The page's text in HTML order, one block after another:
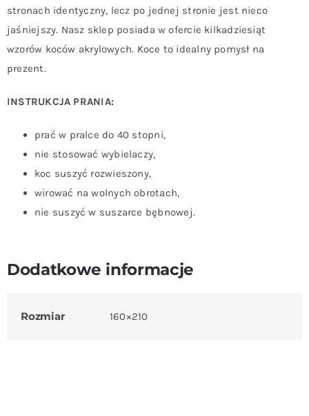
stronach identyczny, lecz po jednej stronie jest nieco
jaśniejszy. Nasz sklep posiada w ofercie kilkadziesiąt
wzorów koców akrylowych. Koce to idealny pomysł na
prezent.
INSTRUKCJA PRANIA:
prać w pralce do 40 stopni,
nie stosować wybielaczy,
koc suszyć rozwieszony,
wirować na wolnych obrotach,
nie suszyć w suszarce bębnowej.
Dodatkowe informacje
Rozmiar 160×210